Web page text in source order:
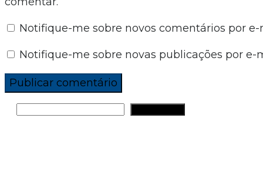
Notifique-me sobre novos comentários por e-
Notifique-me sobre novas publicações por e-